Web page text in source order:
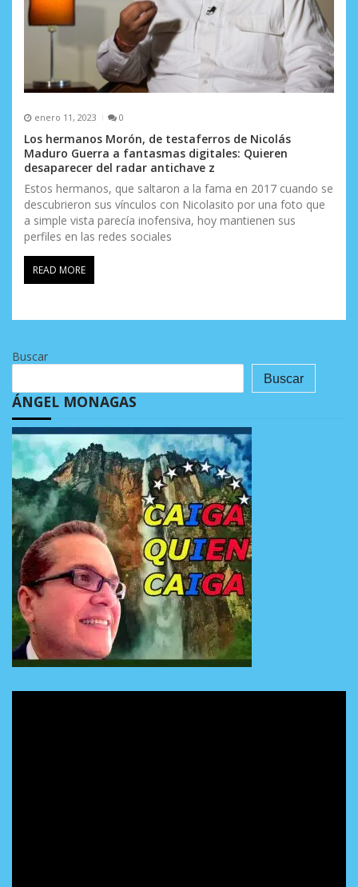
enero 11, 2023 0
Los hermanos Morón, de testaferros de Nicolás
Maduro Guerra a fantasmas digitales: Quieren
desaparecer del radar antichave z
Estos hermanos, que saltaron a la fama en 2017 cuando se
descubrieron sus vínculos con Nicolasito por una foto que
a simple vista parecía inofensiva, hoy mantienen sus
perfiles en las redes sociales
READ MORE
Buscar
Buscar
ÁNGEL MONAGAS